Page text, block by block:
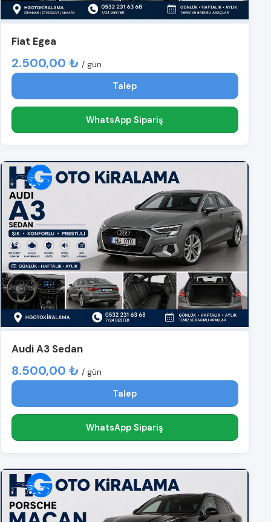
Fiat Egea
2.500,00 ₺ / gün
Talep
WhatsApp Sipariş
Audi A3 Sedan
8.500,00 ₺ / gün
Talep
WhatsApp Sipariş